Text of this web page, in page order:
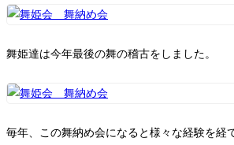
舞姫達は今年最後の舞の稽古をしました。
毎年、この舞納め会になると様々な経験を経